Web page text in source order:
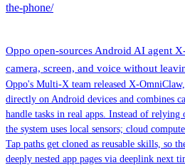
the-phone/
Oppo open-sources Android AI agent
camera, screen, and voice without
Oppo's Multi-X team released X-
directly on Android devices and combines
handle tasks in real apps. Instead of relying
the system uses local sensors; cloud
Tap paths get cloned as reusable skills, so
deeply nested app pages via deeplink next